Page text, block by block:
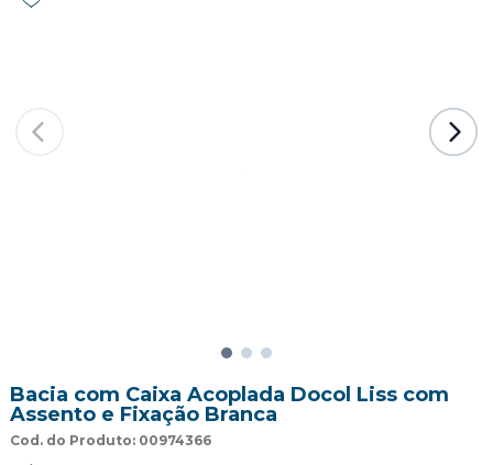
Bacia com Caixa Acoplada Docol Liss com
Assento e Fixação Branca
Cod. do Produto: 00974366